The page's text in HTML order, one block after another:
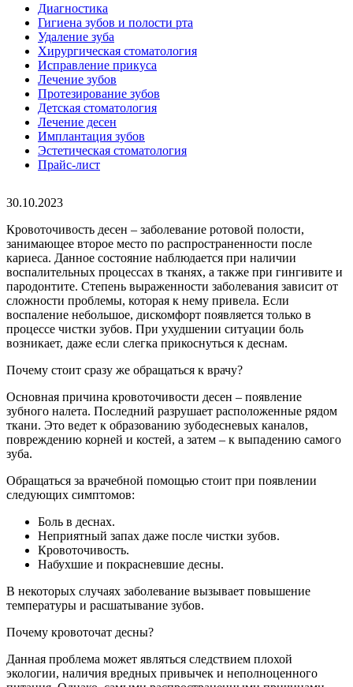
Диагностика
Гигиена зубов и полости рта
Удаление зуба
Хирургическая стоматология
Исправление прикуса
Лечение зубов
Протезирование зубов
Детская стоматология
Лечение десен
Имплантация зубов
Эстетическая стоматология
Прайс-лист
30.10.2023
Кровоточивость десен – заболевание ротовой полости,
занимающее второе место по распространенности после
кариеса. Данное состояние наблюдается при наличии
воспалительных процессах в тканях, а также при гингивите и
пародонтите. Степень выраженности заболевания зависит от
сложности проблемы, которая к нему привела. Если
воспаление небольшое, дискомфорт появляется только в
процессе чистки зубов. При ухудшении ситуации боль
возникает, даже если слегка прикоснуться к деснам.
Почему стоит сразу же обращаться к врачу?
Основная причина кровоточивости десен – появление
зубного налета. Последний разрушает расположенные рядом
ткани. Это ведет к образованию зубодесневых каналов,
повреждению корней и костей, а затем – к выпадению самого
зуба.
Обращаться за врачебной помощью стоит при появлении
следующих симптомов:
Боль в деснах.
Неприятный запах даже после чистки зубов.
Кровоточивость.
Набухшие и покрасневшие десны.
В некоторых случаях заболевание вызывает повышение
температуры и расшатывание зубов.
Почему кровоточат десны?
Данная проблема может являться следствием плохой
экологии, наличия вредных привычек и неполноценного